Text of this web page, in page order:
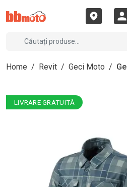
Home / Revit / Geci Moto /
LIVRARE GRATUITĂ